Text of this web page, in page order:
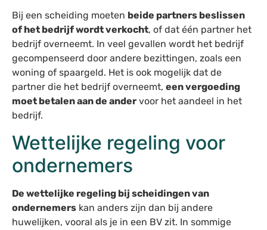
Bij een scheiding moeten beide partners beslissen
of het bedrijf wordt verkocht, of dat één partner het
bedrijf overneemt. In veel gevallen wordt het bedrijf
gecompenseerd door andere bezittingen, zoals een
woning of spaargeld. Het is ook mogelijk dat de
partner die het bedrijf overneemt, een vergoeding
moet betalen aan de ander voor het aandeel in het
bedrijf.
Wettelijke regeling voor
ondernemers
De wettelijke regeling bij scheidingen van
ondernemers kan anders zijn dan bij andere
huwelijken, vooral als je in een BV zit. In sommige